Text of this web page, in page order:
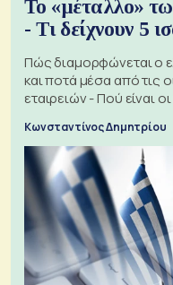
Το «μέταλλο»
- Τι δείχνουν 5
Πώς διαμορφώνεται ο
και ποτά μέσα από τις
εταιρειών - Πού είναι
Κωνσταντίνος Δημητρίου